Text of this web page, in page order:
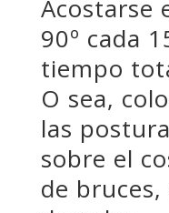
Acostarse
90º cada
tiempo
O sea,
las
sobre el
de